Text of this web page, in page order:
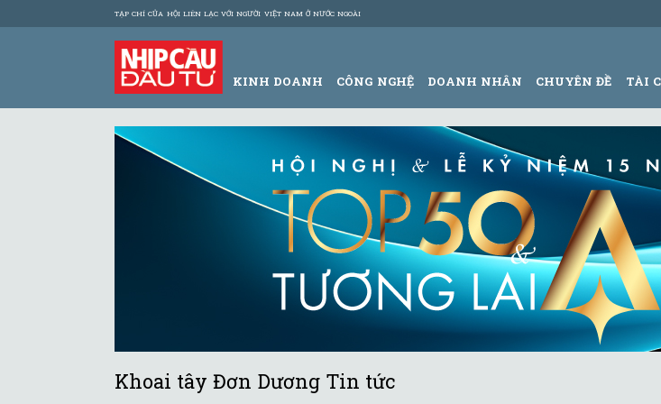
TẠP CHÍ CỦA HỘI LIÊN LẠC VỚI NGƯỜI VIỆT NAM Ở NƯỚC NGOÀI
KINH DOANH CÔNG NGHỆ DOANH NHÂN CHUYÊN ĐỀ TÀI
Khoai tây Đơn Dương Tin tức